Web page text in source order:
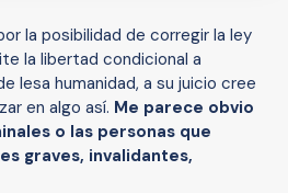
la posibilidad de corregir la ley
la libertad condicional a
lesa humanidad, a su juicio cree
en algo así. Me parece obvio
o las personas que
graves, invalidantes,